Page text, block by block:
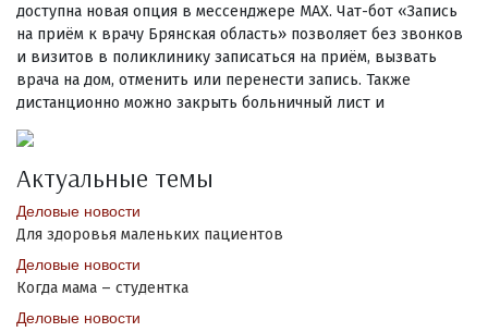
доступна новая опция в мессенджере MAX. Чат-бот «Запись
на приём к врачу Брянская область» позволяет без звонков
и визитов в поликлинику записаться на приём, вызвать
врача на дом, отменить или перенести запись. Также
дистанционно можно закрыть больничный лист и
Актуальные темы
Деловые новости
Для здоровья маленьких пациентов
Деловые новости
Когда мама – студентка
Деловые новости